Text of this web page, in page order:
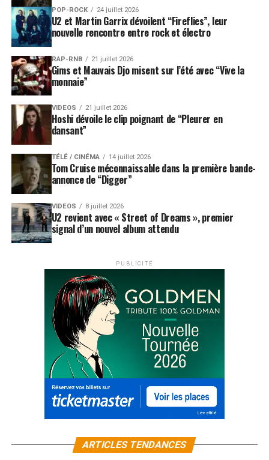
POP-ROCK 24 juillet 2026
U2 et Martin Garrix dévoilent “Fireflies”, leur
nouvelle rencontre entre rock et électro
RAP-RNB 21 juillet 2026
Gims et Mauvais Djo misent sur l’été avec “Vive la
monnaie”
VIDEOS 21 juillet 2026
Hoshi dévoile le clip poignant de “Pleurer en
dansant”
TÉLÉ / CINÉMA 14 juillet 2026
Tom Cruise méconnaissable dans la première bande-
annonce de “Digger”
VIDEOS 8 juillet 2026
U2 revient avec « Street of Dreams », premier
signal d’un nouvel album attendu
PUBLICITÉ
ARTICLES TENDANCES